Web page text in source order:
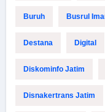
Buruh Busrul
Destana Digital
Diskominfo Jatim
Disnakertrans Jatim